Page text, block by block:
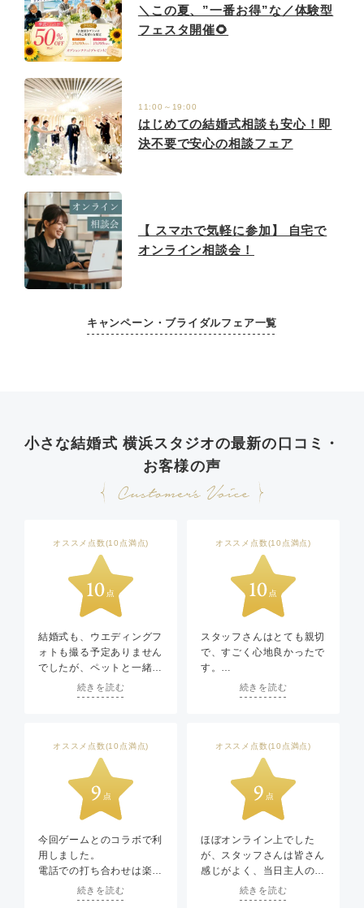
＼この夏、”一番お得”な／体験型
フェスタ開催🌻
11:00～19:00
はじめての結婚式相談も安心！即
決不要で安心の相談フェア
【 スマホで気軽に参加】 自宅で
オンライン相談会！
キャンペーン・ブライダルフェア一覧
小さな結婚式 横浜スタジオの最新の口コミ・
お客様の声
オススメ点数(10点満点)
結婚式も、ウエディングフ
ォトも撮る予定ありません
でしたが、ペットと一緒に
撮れるという点に惹かれて
ウエディングフォトをしま
両親へありがとうを伝える
場を作れて良かったと心の
底から思いました。
衣装合わせの方、メイクを
してくれた方、プランニン
グしてくれた方、カメラマ
ンの方全ての方に感謝して
おります。
これをやってみたいという
希望に全力で応えてくれて
私たちと両親の一生の思い
続きを読む
オススメ点数(10点満点)
スタッフさんはとても親切
で、すごく心地良かったで
す。
こちらの意図を汲んでくだ
さるカメラマンさんもとて
い対応力など、全体的に素
晴らしかったです。ありが
とうございました。
続きを読む
オススメ点数(10点満点)
今回ゲームとのコラボで利
用しました。
電話での打ち合わせは楽し
く進められました。
衣装合わせのときに数着お
続きを読む
オススメ点数(10点満点)
ほぼオンライン上でした
が、スタッフさんは皆さん
感じがよく、当日主人の家
族がたくさん来ても快く出
迎えてくれてありがたかっ
続きを読む